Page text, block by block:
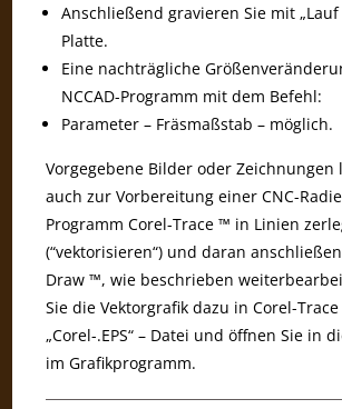
Anschließend gravieren Sie mit „Lauf
Platte.
Eine nachträgliche
NCCAD-Programm mit dem Befehl:
Parameter – Fräsmaßstab – möglich.
Vorgegebene Bilder oder Zeichnungen
auch zur Vorbereitung einer CNC-
Programm Corel-Trace ™ in Linien
(“vektorisieren“) und daran
Draw ™, wie beschrieben
Sie die Vektorgrafik dazu in Corel-
„Corel-.EPS“ – Datei und öffnen Sie in
im Grafikprogramm.